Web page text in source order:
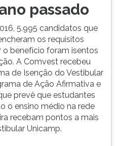
passado
5.995 candidatos que
os requisitos
o benefício foram isentos
A Comvest recebeu
de Isenção do Vestibular
de Ação Afirmativa e
prevê que estudantes
o ensino médio na rede
recebam pontos a mais
Unicamp.